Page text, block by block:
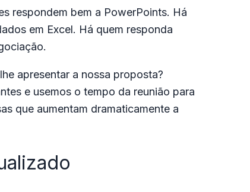
respondem bem a PowerPoints. Há
em Excel. Há quem responda
apresentar a nossa proposta?
e usemos o tempo da reunião para
que aumentam dramaticamente a